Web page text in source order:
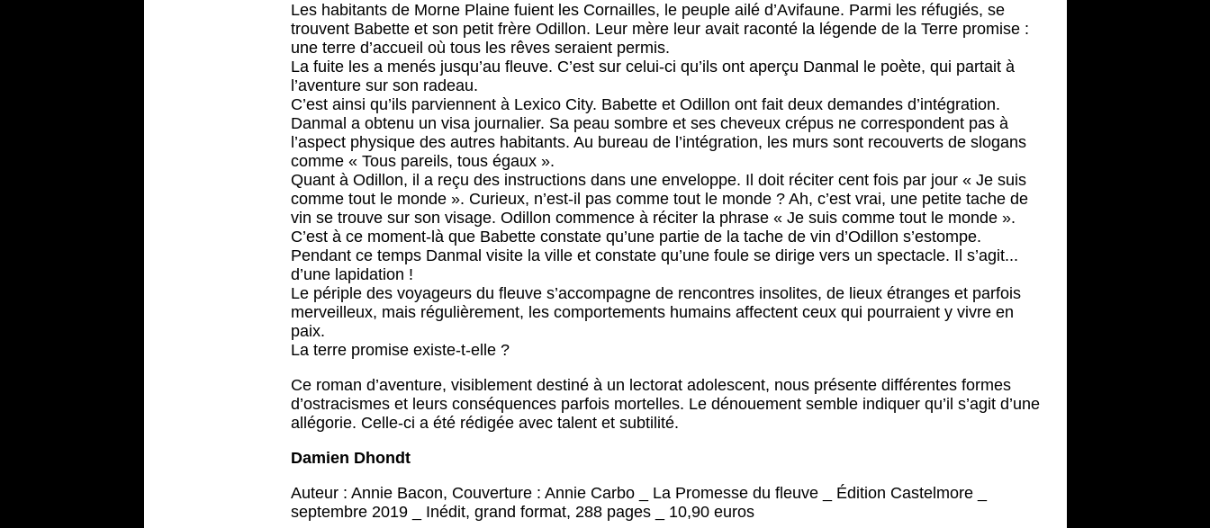
Les habitants de Morne Plaine fuient les Cornailles, le peuple ailé d’Avifaune. Parmi les réfugiés, se
trouvent Babette et son petit frère Odillon. Leur mère leur avait raconté la légende de la Terre promise :
une terre d’accueil où tous les rêves seraient permis.
La fuite les a menés jusqu’au fleuve. C’est sur celui-ci qu’ils ont aperçu Danmal le poète, qui partait à
l’aventure sur son radeau.
C’est ainsi qu’ils parviennent à Lexico City. Babette et Odillon ont fait deux demandes d’intégration.
Danmal a obtenu un visa journalier. Sa peau sombre et ses cheveux crépus ne correspondent pas à
l’aspect physique des autres habitants. Au bureau de l’intégration, les murs sont recouverts de slogans
comme « Tous pareils, tous égaux ».
Quant à Odillon, il a reçu des instructions dans une enveloppe. Il doit réciter cent fois par jour « Je suis
comme tout le monde ». Curieux, n’est-il pas comme tout le monde ? Ah, c’est vrai, une petite tache de
vin se trouve sur son visage. Odillon commence à réciter la phrase « Je suis comme tout le monde ».
C’est à ce moment-là que Babette constate qu’une partie de la tache de vin d’Odillon s’estompe.
Pendant ce temps Danmal visite la ville et constate qu’une foule se dirige vers un spectacle. Il s’agit...
d’une lapidation !
Le périple des voyageurs du fleuve s’accompagne de rencontres insolites, de lieux étranges et parfois
merveilleux, mais régulièrement, les comportements humains affectent ceux qui pourraient y vivre en
paix.
La terre promise existe-t-elle ?
Ce roman d’aventure, visiblement destiné à un lectorat adolescent, nous présente différentes formes
d’ostracismes et leurs conséquences parfois mortelles. Le dénouement semble indiquer qu’il s’agit d’une
allégorie. Celle-ci a été rédigée avec talent et subtilité.
Damien Dhondt
Auteur : Annie Bacon, Couverture : Annie Carbo _ La Promesse du fleuve _ Édition Castelmore _
septembre 2019 _ Inédit, grand format, 288 pages _ 10,90 euros